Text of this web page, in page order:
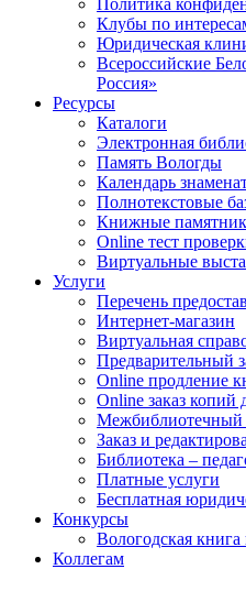
Политика
Клубы по
Юридическая
Всероссийские
Россия»
Ресурсы
Каталоги
Электронная
Память Вологды
Календарь
Полнотекстовые
Книжные
Online тест
Виртуальные
Услуги
Перечень
Интернет-магазин
Виртуальная
Предварительный
Online продление
Online заказ копий
Межбиблиотечный
Заказ и
Библиотека –
Платные услуги
Бесплатная
Конкурсы
Вологодская книга
Коллегам